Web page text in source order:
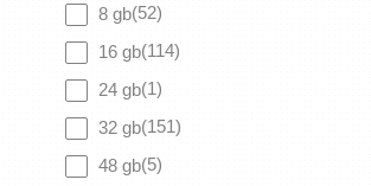
8 gb(52)
16 gb(114)
24 gb(1)
32 gb(151)
48 gb(5)